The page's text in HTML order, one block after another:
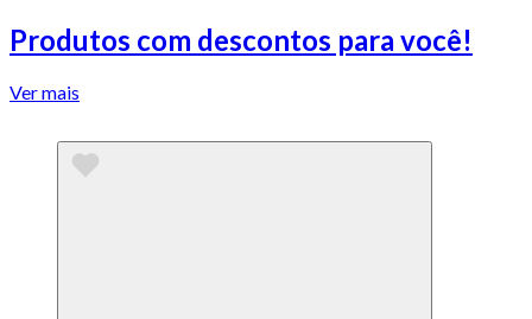
Produtos com descontos para você!
Ver mais